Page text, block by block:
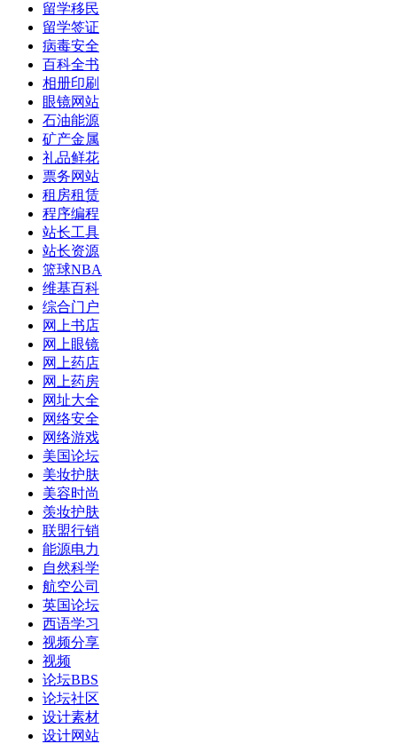
留学移民
留学签证
病毒安全
百科全书
相册印刷
眼镜网站
石油能源
矿产金属
礼品鲜花
票务网站
租房租赁
程序编程
站长工具
站长资源
篮球NBA
维基百科
综合门户
网上书店
网上眼镜
网上药店
网上药房
网址大全
网络安全
网络游戏
美国论坛
美妆护肤
美容时尚
羡妆护肤
联盟行销
能源电力
自然科学
航空公司
英国论坛
西语学习
视频分享
视频
论坛BBS
论坛社区
设计素材
设计网站